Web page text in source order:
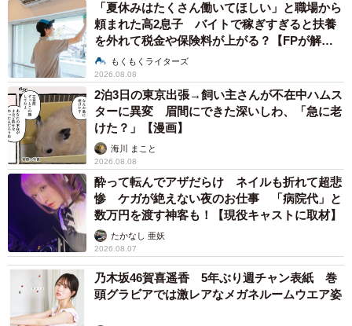
「夏休みはたくさん働いてほしい」と職場から
頼まれた高2息子 バイトで稼ぎすぎると扶養
を外れて税金や保険料が上がる？【FPが解
説】もくもくライターズ
2026.08.08
2泊3日の東京出張→飼い主さんが不在中ハムス
ターに異変 眉間にできた深いしわ、「急に老
けた？」【漫画】
海川 まこと
2026.08.08
酔って転んでアザだらけ ネイルも折れて超悲
惨 ケガが絶えない夜のお仕事 「病院代」と
数万円を渡す神客も！【現役キャストに取材】
たかなし 亜妖
2026.08.07
乃木坂46賀喜遥香 5年ぶり週チャン表紙 巻
頭グラビアでは激レアなメガネルームウエア姿